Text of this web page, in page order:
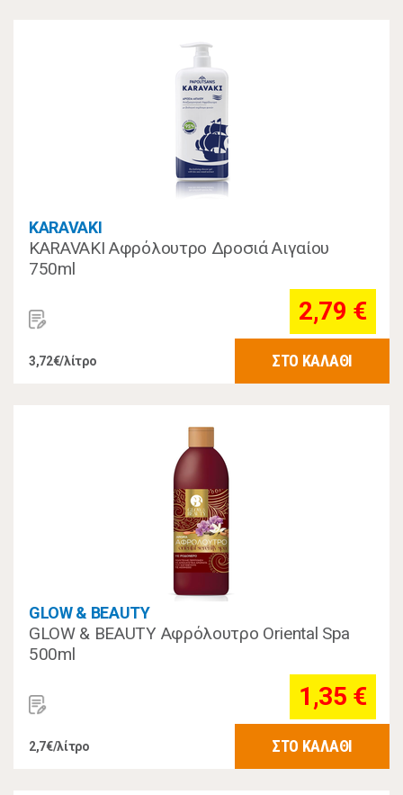
KARAVAKI
KARAVAKI Αφρόλουτρο Δροσιά Αιγαίου
750ml
2,79 €
3,72€/λίτρο ΣΤΟ ΚΑΛΑΘΙ
GLOW & BEAUTY
GLOW & BEAUTY Αφρόλουτρο Oriental Spa
500ml
1,35 €
2,7€/λίτρο ΣΤΟ ΚΑΛΑΘΙ